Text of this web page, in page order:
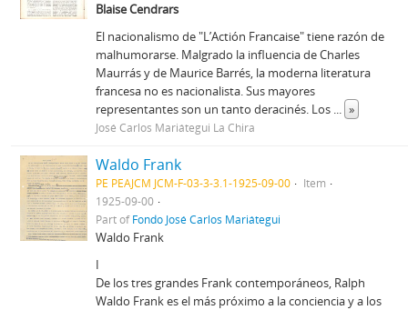
Blaise Cendrars
El nacionalismo de "L’Actión Francaise" tiene razón de
malhumorarse. Malgrado la influencia de Charles
Maurrás y de Maurice Barrés, la moderna literatura
francesa no es nacionalista. Sus mayores
representantes son un tanto deracinés. Los ... »
José Carlos Mariátegui La Chira
Waldo Frank
PE PEAJCM JCM-F-03-3-3.1-1925-09-00
Item
1925-09-00
Part ofFondo José Carlos Mariátegui
Waldo Frank
I
De los tres grandes Frank contemporáneos, Ralph
Waldo Frank es el más próximo a la conciencia y a los